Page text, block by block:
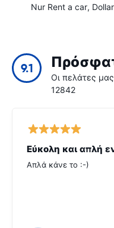
Nur Rent a car
9.1
Οι πελάτες
12842
Απλά κάνε το :-)